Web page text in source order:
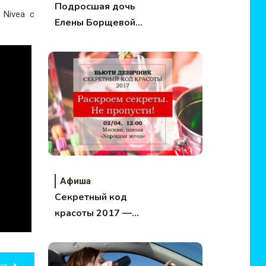
c
Подросшая дочь
Елены Борщевой
Афиша
Секретный код
красоты 2017 —
девичник весны